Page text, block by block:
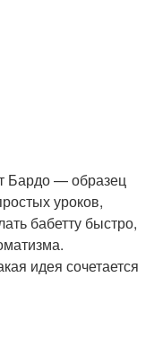
Бардо — образец
уроков,
бабетту быстро,
идея сочетается